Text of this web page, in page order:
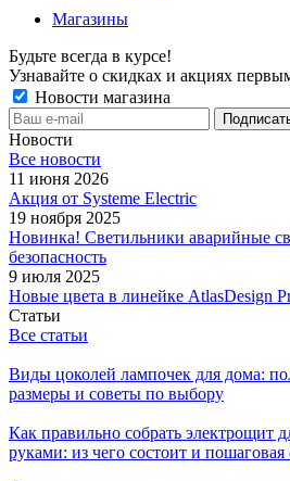
Магазины
Будьте всегда в курсе!
Узнавайте о скидках и акциях
Новости магазина
Новости
Все новости
11 июня 2026
Акция от Systeme Electric
19 ноября 2025
Новинка! Светильники аварийные
безопасность
9 июля 2025
Новые цвета в линейке AtlasDesign
Статьи
Все статьи
Виды цоколей лампочек для дома:
размеры и советы по выбору
Как правильно собрать электрощит
руками: из чего состоит и